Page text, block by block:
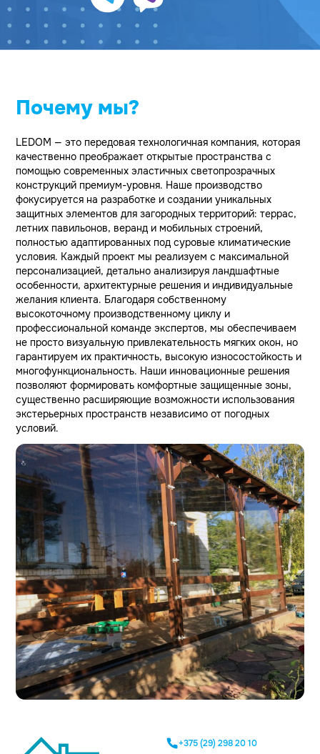
Почему мы?
LEDOM — это передовая технологичная компания, которая
качественно преображает открытые пространства с
помощью современных эластичных светопрозрачных
конструкций премиум-уровня. Наше производство
фокусируется на разработке и создании уникальных
защитных элементов для загородных территорий: террас,
летних павильонов, веранд и мобильных строений,
полностью адаптированных под суровые климатические
условия. Каждый проект мы реализуем с максимальной
персонализацией, детально анализируя ландшафтные
особенности, архитектурные решения и индивидуальные
желания клиента. Благодаря собственному
высокоточному производственному циклу и
профессиональной команде экспертов, мы обеспечиваем
не просто визуальную привлекательность мягких окон, но
гарантируем их практичность, высокую износостойкость и
многофункциональность. Наши инновационные решения
позволяют формировать комфортные защищенные зоны,
существенно расширяющие возможности использования
экстерьерных пространств независимо от погодных
условий.
+375 (29) 298 20 10